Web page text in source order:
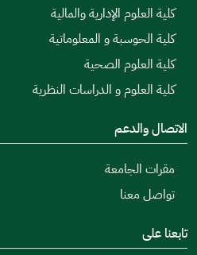
كلية العلوم الإدارية والمالية
كلية الحوسبة و المعلوماتية
كلية العلوم الصحية
كلية العلوم و الدراسات النظرية
الاتصال والدعم
مقرات الجامعة
تواصل معنا
تابعنا على